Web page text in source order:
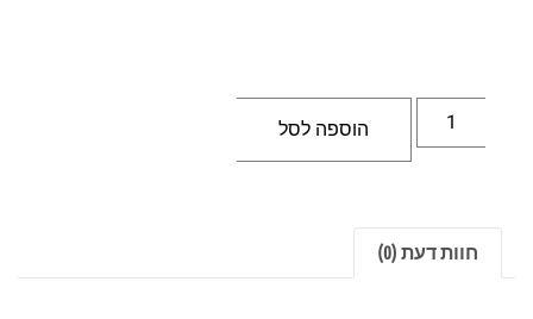
הוספה לסל
חוות דעת (0)